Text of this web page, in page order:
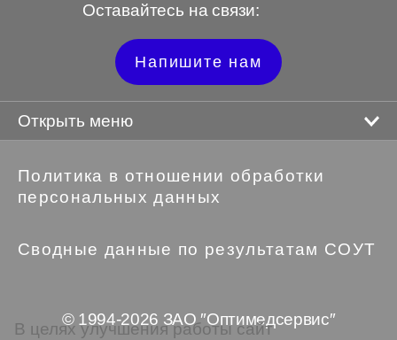
Оставайтесь на связи:
Напишите нам
Открыть меню
Политика в отношении обработки
персональных данных
Сводные данные по результатам СОУТ
© 1994-2026 ЗАО ″Оптимедсервис″
В целях улучшения работы сайт